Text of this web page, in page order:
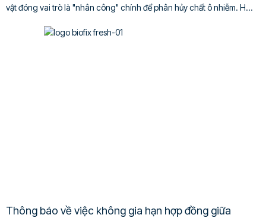
vật đóng vai trò là "nhân công" chính để phân hủy chất ô nhiễm. H...
Thông báo về việc không gia hạn hợp đồng giữa